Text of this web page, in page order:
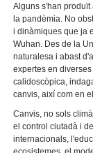
Alguns s'han
la pandèmia. No
i dinàmiques que ja
Wuhan. Des de la
naturalesa i abast
expertes en
calidoscòpica,
canvis, així com en
Canvis, no sols
el control ciutadà i
internacionals,